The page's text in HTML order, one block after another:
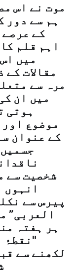
موت نے اس
ہم سے دور
کے عرصے
اہم قلم
میں
مقالات
مرہ سے
میں ان
ہوتی
موضوع
کے عنوان
شخصیت سے
انہوں
پیرس سے
العربی”
ہر ہفتہ
"نقطۂ
لکھنے سے